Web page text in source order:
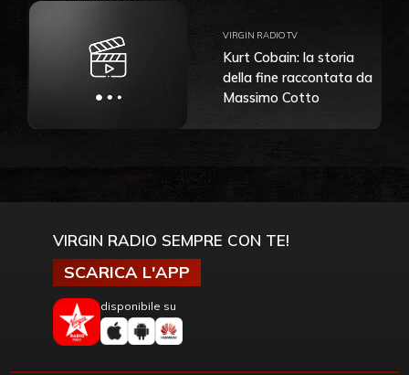
VIRGIN RADIO TV
Kurt Cobain: la storia
della fine raccontata da
Massimo Cotto
VIRGIN RADIO SEMPRE CON TE!
SCARICA L'APP
disponibile su